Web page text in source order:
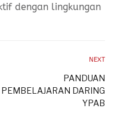
dengan lingkungan
NEXT
PANDUAN
PEMBELAJARAN DARING
YPAB